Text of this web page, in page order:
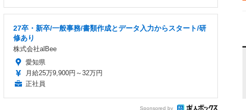
27卒・新卒/一般事務/書類作成とデータ入力からスタート/研
修あり
株式会社alBee
愛知県
月給25万9,900円～32万円
正社員
Sponsored by